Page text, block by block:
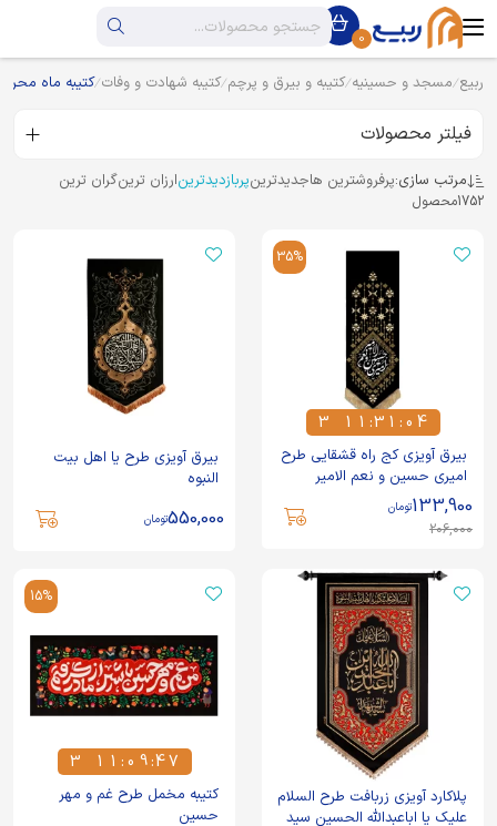
0
ربیع مسجد و حسینیه کتیبه و بیرق و پرچم کتیبه شهادت و وفات کتیبه ماه محرم
فیلتر محصولات
مرتب سازی:پرفروشترین هاجدیدترینپربازدیدترینارزان ترینگران ترین
1752محصول
35%
3
3
1
1
1
1
:3
3
1
1
:0
0
4
4
بیرق آویزی کج راه قشقایی طرح
امیری حسین و نعم الامیر
206,000
133,900تومان
بیرق آویزی طرح یا اهل بیت
النبوه
550,000تومان
پلاکارد آویزی زربافت طرح السلام
علیک یا اباعبدالله الحسین سید
15%
3
3
1
1
1
1
:0
0
9
9
:4
4
7
7
کتیبه مخمل طرح غم و مهر
حسین